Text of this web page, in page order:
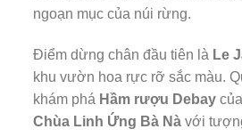
ngoạn mục của núi rừng.
Điểm dừng chân đầu tiên là Le
khu vườn hoa rực rỡ sắc màu.
khám phá Hầm rượu Debay
Chùa Linh Ứng Bà Nàvới